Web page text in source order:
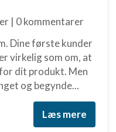
| 0 kommentarer
Dine første kunder
virkelig som om, at
dit produkt. Men
og begynde...
Læs mere